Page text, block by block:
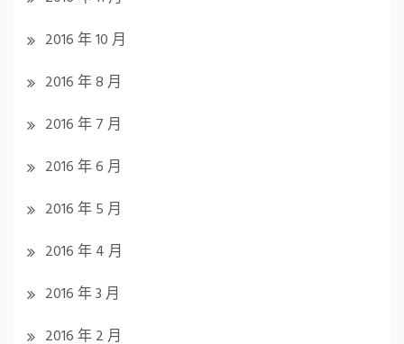
2016 年 10 月
2016 年 8 月
2016 年 7 月
2016 年 6 月
2016 年 5 月
2016 年 4 月
2016 年 3 月
2016 年 2 月